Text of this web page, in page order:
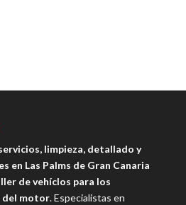
limpieza, detallado y
en Las Palms de Gran Canaria
de vehíclos para los
del motor. Especialistas en